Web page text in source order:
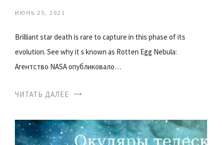
ИЮНЬ 25, 2021
Brilliant star death is rare to capture in this phase of its
evolution. See why it s known as Rotten Egg Nebula:
Агентство NASA опубликовало…
ЧИТАТЬ ДАЛЕЕ